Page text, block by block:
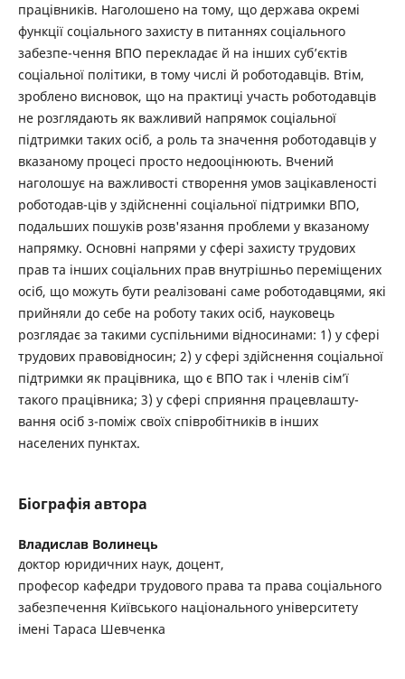
працівників. Наголошено на тому, що держава окремі
функції соціального захисту в питаннях соціального
забезпе-чення ВПО перекладає й на інших суб’єктів
соціальної політики, в тому числі й роботодавців. Втім,
зроблено висновок, що на практиці участь роботодавців
не розглядають як важливий напрямок соціальної
підтримки таких осіб, а роль та значення роботодавців у
вказаному процесі просто недооцінюють. Вчений
наголошує на важливості створення умов зацікавленості
роботодав-ців у здійсненні соціальної підтримки ВПО,
подальших пошуків розв'язання проблеми у вказаному
напрямку. Основні напрями у сфері захисту трудових
прав та інших соціальних прав внутрішньо переміщених
осіб, що можуть бути реалізовані саме роботодавцями, які
прийняли до себе на роботу таких осіб, науковець
розглядає за такими суспільними відносинами: 1) у сфері
трудових правовідносин; 2) у сфері здійснення соціальної
підтримки як працівника, що є ВПО так і членів сім’ї
такого працівника; 3) у сфері сприяння працевлашту-
вання осіб з-поміж своїх співробітників в інших
населених пунктах.
Біографія автора
Владислав Волинець
доктор юридичних наук, доцент,
професор кафедри трудового права та права соціального
забезпечення Київського національного університету
імені Тараса Шевченка